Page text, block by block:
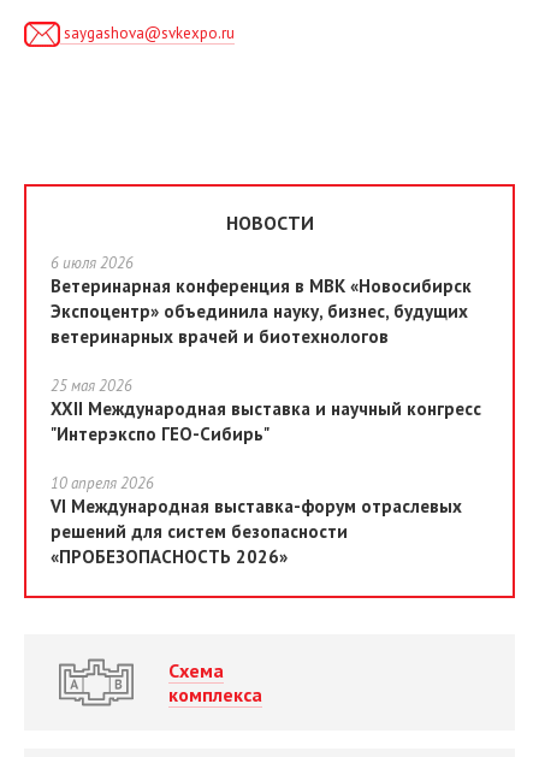
saygashova@svkexpo.ru
НОВОСТИ
6 июля 2026
Ветеринарная конференция в МВК «Новосибирск
Экспоцентр» объединила науку, бизнес, будущих
ветеринарных врачей и биотехнологов
25 мая 2026
XXII Международная выставка и научный конгресс
"Интерэкспо ГЕО-Сибирь"
10 апреля 2026
VI Международная выставка-форум отраслевых
решений для систем безопасности
«ПРОБЕЗОПАСНОСТЬ 2026»
Схема
комплекса